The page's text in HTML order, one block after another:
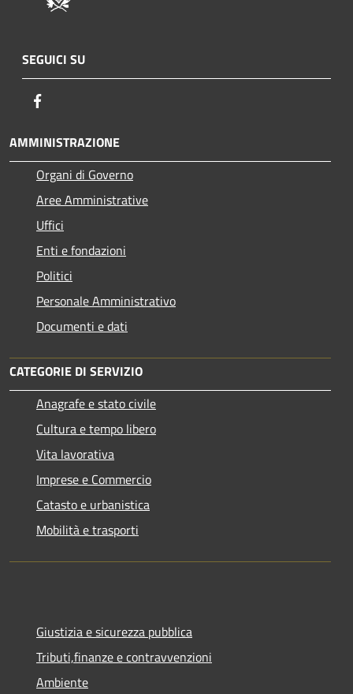
SEGUICI SU
AMMINISTRAZIONE
Organi di Governo
Aree Amministrative
Uffici
Enti e fondazioni
Politici
Personale Amministrativo
Documenti e dati
CATEGORIE DI SERVIZIO
Anagrafe e stato civile
Cultura e tempo libero
Vita lavorativa
Imprese e Commercio
Catasto e urbanistica
Mobilità e trasporti
Giustizia e sicurezza pubblica
Tributi,finanze e contravvenzioni
Ambiente